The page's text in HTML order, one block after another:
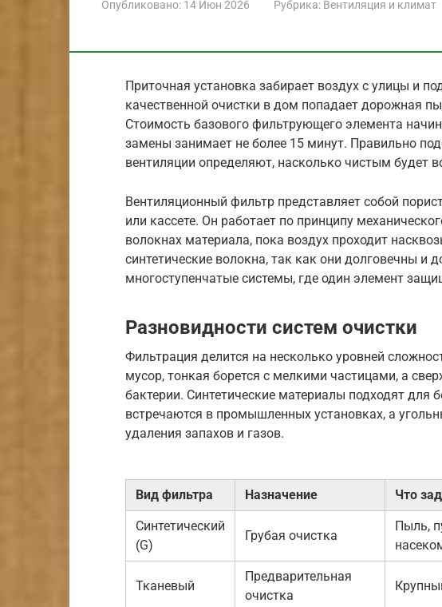
Опубликовано: 14 Июн 2026 Рубрика: Вентиляция и климат
Приточная установка забирает воздух с улицы и
качественной очистки в дом попадает дорожная
Стоимость базового фильтрующего элемента
замены занимает не более 15 минут. Правильно
вентиляции определяют, насколько чистым будет
Вентиляционный фильтр представляет собой
или кассете. Он работает по принципу
волокнах материала, пока воздух проходит
синтетические волокна, так как они долговечны и
многоступенчатые системы, где один элемент
Разновидности систем очистки
Фильтрация делится на несколько уровней
мусор, тонкая борется с мелкими частицами, а
бактерии. Синтетические материалы подходят для
встречаются в промышленных установках, а
удаления запахов и газов.
Вид фильтра Назначение Что
Синтетический
(G)
Грубая очистка
Пыль,
Тканевый
Предварительная
очистка